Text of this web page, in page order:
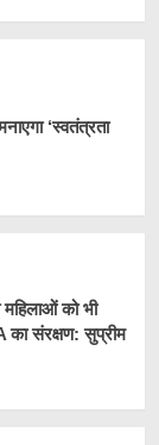
‘स्वतंत्रता
महिलाओं को भी
का संरक्षण: सुप्रीम